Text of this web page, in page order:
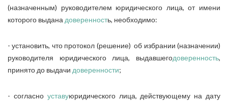
(назначенным) руководителем юридического лица, от имени
которого выдана доверенность, необходимо:
- установить, что протокол (решение) об избрании (назначении)
руководителя юридического лица, выдавшегодоверенность,
принято до выдачи доверенности;
- согласно уставуюридического лица, действующему на дату